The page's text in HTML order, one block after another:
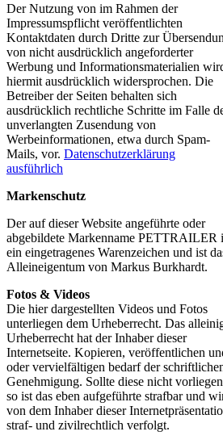
Der Nutzung von im Rahmen der
Impressumspflicht veröffentlichten
Kontaktdaten durch Dritte zur
von nicht ausdrücklich angeforderter
Werbung und Informationsmaterialien
hiermit ausdrücklich widersprochen. Die
Betreiber der Seiten behalten sich
ausdrücklich rechtliche Schritte im Falle
unverlangten Zusendung von
Werbeinformationen, etwa durch Spam-
Mails, vor. Datenschutzerklärung
ausführlich
Markenschutz
Der auf dieser Website angeführte oder
abgebildete Markenname PETTRAILER
ein eingetragenes Warenzeichen und ist
Alleineigentum von Markus Burkhardt.
Fotos & Videos
Die hier dargestellten Videos und Fotos
unterliegen dem Urheberrecht. Das
Urheberrecht hat der Inhaber dieser
Internetseite. Kopieren, veröffentlichen
oder vervielfältigen bedarf der
Genehmigung. Sollte diese nicht
so ist das eben aufgeführte strafbar und
von dem Inhaber dieser
straf- und zivilrechtlich verfolgt.